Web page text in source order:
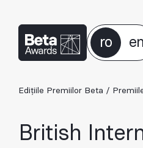
ro en
Edițiile Premiilor Beta /
British